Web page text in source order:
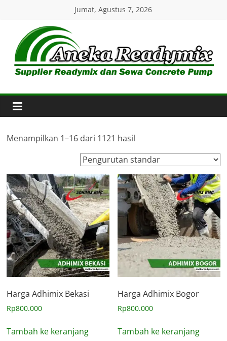
content
Jumat, Agustus 7, 2026
Aneka
Readymix
Pusat
Online
Ready
mix
di
Indonesia
Menampilkan 1–16 dari 1121 hasil
Harga Adhimix Bekasi
Rp800.000
Tambah ke keranjang
Harga Adhimix Bogor
Rp800.000
Tambah ke keranjang